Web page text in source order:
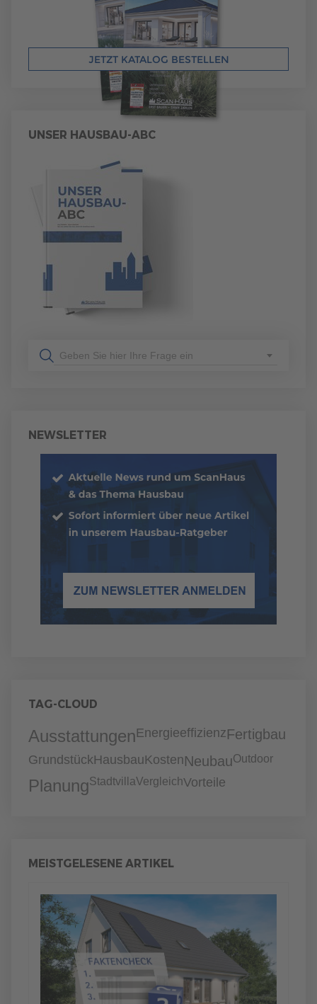
JETZT KATALOG BESTELLEN
UNSER HAUSBAU-ABC
Geben Sie hier Ihre Frage ein
NEWSLETTER
TAG-CLOUD
AusstattungenEnergieeffizienzFertigbau
GrundstückHausbauKostenNeubauOutdoor
PlanungStadtvillaVergleichVorteile
MEISTGELESENE ARTIKEL